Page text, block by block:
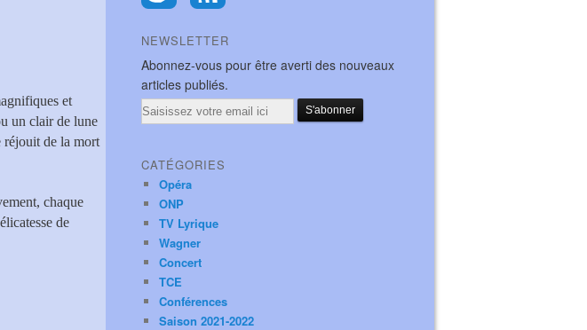
et
un clair de lune
réjouit de la mort
chaque
de
NEWSLETTER
Abonnez-vous pour être averti des nouveaux
articles publiés.
Email
CATÉGORIES
Opéra
ONP
TV Lyrique
Wagner
Concert
TCE
Conférences
Saison 2021-2022